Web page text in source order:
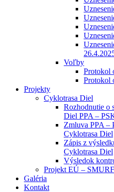
Voľby
Protokol
Protokol
Projekty
Cyklotrasa Diel
Rozhodnutie o
Diel PPA –
Zmluva PPA –
Cyklotrasa Diel
Zápis z
Cyklotrasa Diel
Výsledok
Projekt EÚ – SMURF
Galéria
Kontakt